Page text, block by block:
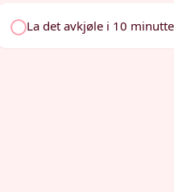
La det avkjøle i 10